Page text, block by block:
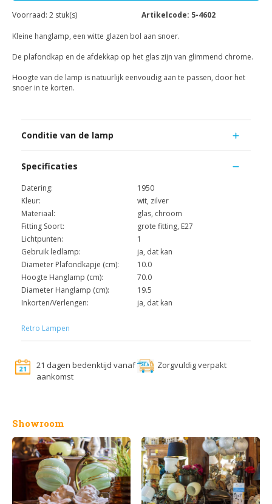
Voorraad: 2 stuk(s) Artikelcode: 5-4602
Kleine hanglamp, een witte glazen bol aan snoer.
De plafondkap en de afdekkap op het glas zijn van glimmend chrome.
Hoogte van de lamp is natuurlijk eenvoudig aan te passen, door het
snoer in te korten.
Conditie van de lamp
Specificaties
Datering:
1950
Kleur:
wit, zilver
Materiaal:
glas, chroom
Fitting Soort:
grote fitting, E27
Lichtpunten:
1
Gebruik ledlamp:
ja, dat kan
Diameter Plafondkapje (cm):
10.0
Hoogte Hanglamp (cm):
70.0
Diameter Hanglamp (cm):
19.5
Inkorten/Verlengen:
ja, dat kan
Retro Lampen
21 dagen bedenktijd vanaf
aankomst
Zorgvuldig verpakt
Showroom